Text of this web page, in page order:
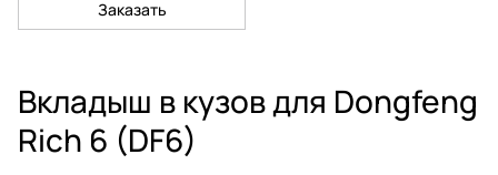
Заказать
Вкладыш в кузов для Dongfeng
Rich 6 (DF6)